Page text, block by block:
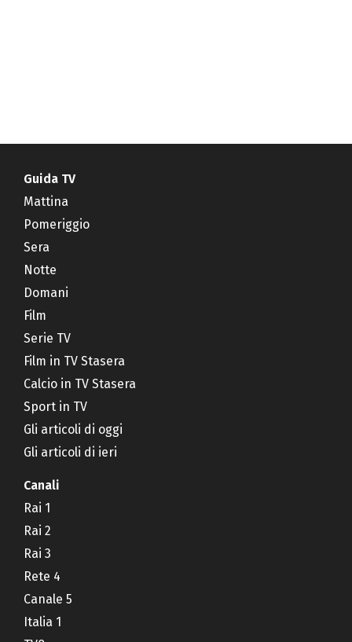
Guida TV
Mattina
Pomeriggio
Sera
Notte
Domani
Film
Serie TV
Film in TV Stasera
Calcio in TV Stasera
Sport in TV
Gli articoli di oggi
Gli articoli di ieri
Canali
Rai 1
Rai 2
Rai 3
Rete 4
Canale 5
Italia 1